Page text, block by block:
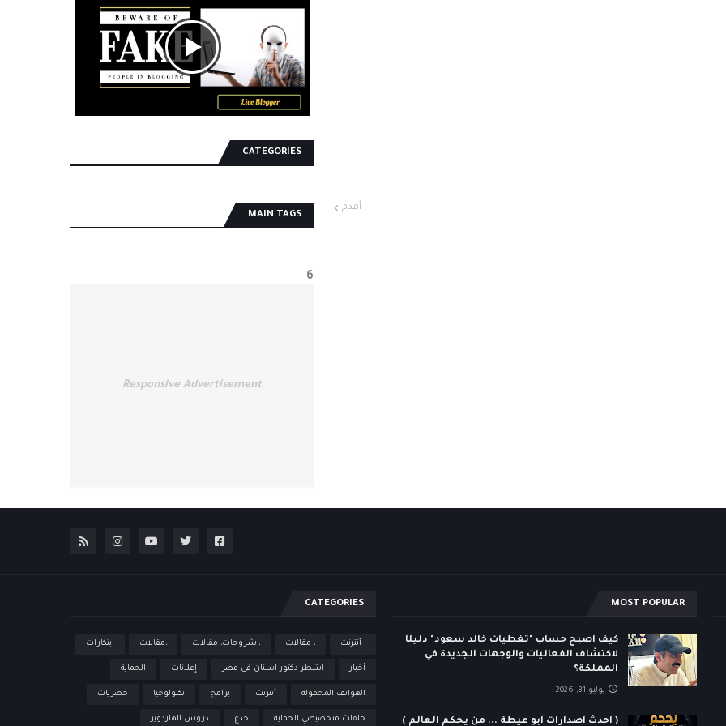
أقدم
CATEGORIES
MAIN TAGS
6
Responsive Advertisement
MOST POPULAR
كيف أصبح حساب "تغطيات خالد سعود" دليلًا
لاكتشاف الفعاليات والوجهات الجديدة في
المملكة؟
يوليو 31, 2026
( أحدث اصدارات أبو عيطة ... من يحكم العالم )
CATEGORIES
، أنترنت ، مقالات ،،شروحات، مقالات ،مقالات ابتكارات
أخبار اشطر دكتور اسنان في مصر إعلانات الحماية
الهواتف المحمولة أنترنت برامج تكنولوجيا حصريات
حلقات متخصيصي الحماية خدع دروس الهاردوير